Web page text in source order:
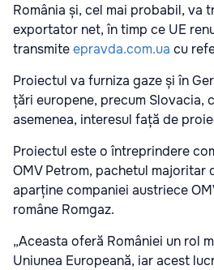
România și, cel mai probabil, va
exportator net, în timp ce UE
transmiteepravda.com.ua cu
Proiectul va furniza gaze și în
țări europene, precum Slovacia,
asemenea, interesul față de
Proiectul este o întreprindere
OMV Petrom, pachetul majoritar
aparține companiei austriece
române Romgaz.
„Aceasta oferă României un rol
Uniunea Europeană, iar acest